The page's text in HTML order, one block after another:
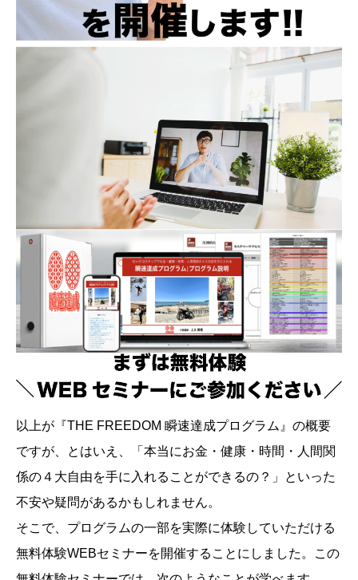
以上が『THE FREEDOM 瞬速達成プログラム』の概要
ですが、とはいえ、「本当にお金・健康・時間・人間関
係の４大自由を手に入れることができるの？」といった
不安や疑問があるかもしれません。
そこで、プログラムの一部を実際に体験していただける
無料体験WEBセミナーを開催することにしました。この